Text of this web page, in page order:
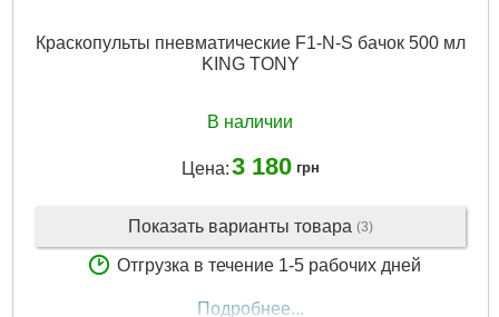
Краскопульты пневматические F1-N-S бачок 500 мл
KING TONY
В наличии
Цена:3 180 грн
Показать варианты товара (3)
Отгрузка в течение 1-5 рабочих дней
Подробнее...